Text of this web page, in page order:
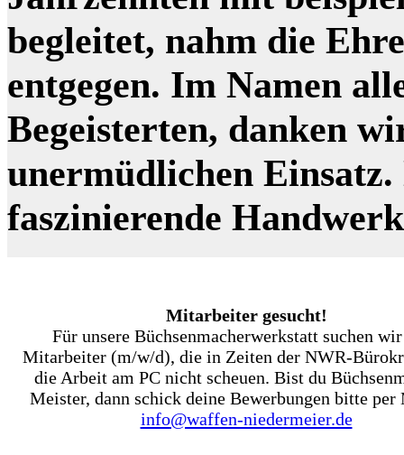
begleitet, nahm die
entgegen. Im Namen
Begeisterten, danken
unermüdlichen Einsatz.
faszinierende
Mitarbeiter gesucht!
Für unsere Büchsenmacherwerkstatt suchen wir
Mitarbeiter (m/w/d), die in Zeiten der NWR-
die Arbeit am PC nicht scheuen. Bist du
Meister, dann schick deine Bewerbungen bitte
info@waffen-niedermeier.de